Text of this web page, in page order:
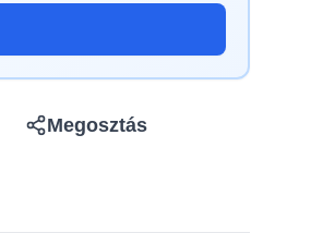
Megosztás